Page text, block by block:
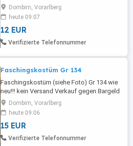
gegen Bargeld!
Dornbirn, Vorarlberg
heute 09:07
12 EUR
Verifizierte Telefonnummer
Faschingskostüm Gr 134
Faschingskostüm (siehe Foto) Gr 134 wie
neu!!! kein Versand Verkauf gegen Bargeld
bei Abholung
Dornbirn, Vorarlberg
heute 09:06
15 EUR
Verifizierte Telefonnummer